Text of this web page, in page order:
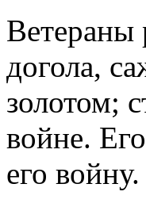
Ветераны
догола,
золотом;
войне.
его